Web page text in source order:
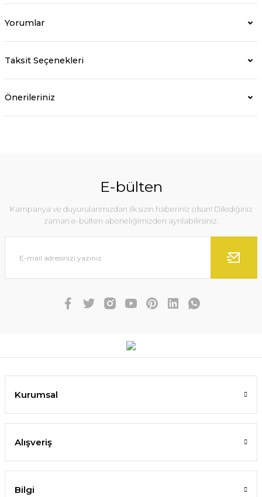
Yorumlar
Taksit Seçenekleri
Önerileriniz
E-bülten
Kampanya ve duyurularımızdan ilk sizin haberiniz olsun! Dilediğiniz
zaman e-bülten aboneliğimizden ayrılabilirsiniz.
Kurumsal
Alışveriş
Bilgi